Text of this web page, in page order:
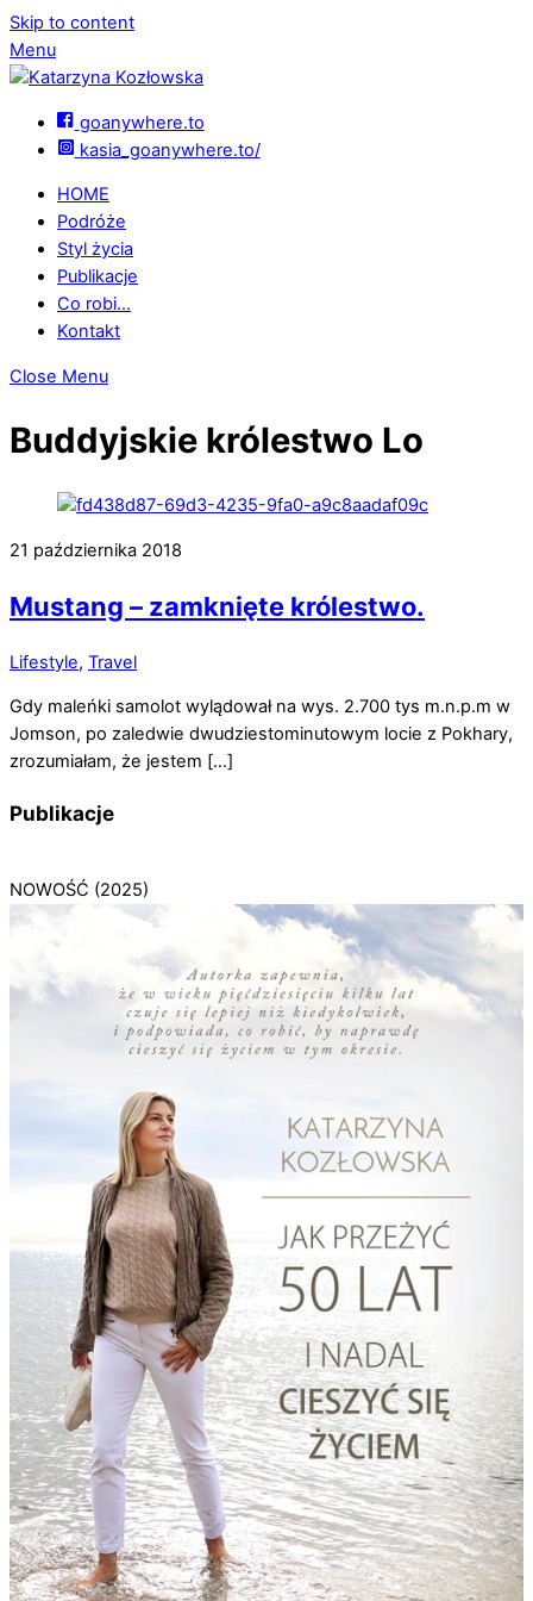
Skip to content
Menu
goanywhere.to
kasia_goanywhere.to/
HOME
Podróże
Styl życia
Publikacje
Co robi…
Kontakt
Close Menu
Buddyjskie królestwo Lo
21 października 2018
Mustang – zamknięte królestwo.
Lifestyle, Travel
Gdy maleńki samolot wylądował na wys. 2.700 tys m.n.p.m w
Jomson, po zaledwie dwudziestominutowym locie z Pokhary,
zrozumiałam, że jestem […]
Publikacje
NOWOŚĆ (2025)